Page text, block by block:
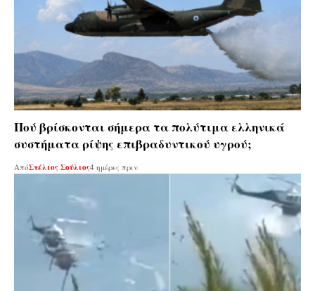
Πού βρίσκονται σήμερα τα πολύτιμα ελληνικά
συστήματα ρίψης επιβραδυντικού υγρού;
ΑπόΣτέλιος Σούλιος4 ημέρες πριν